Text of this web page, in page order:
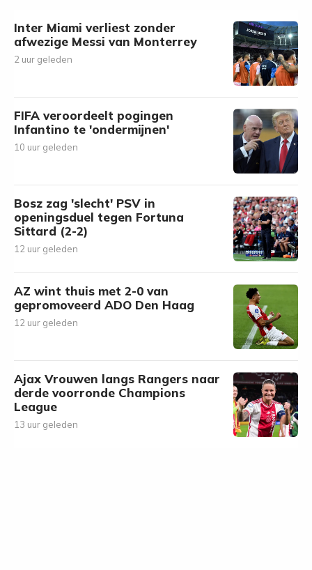
Inter Miami verliest zonder
afwezige Messi van Monterrey
2 uur geleden
FIFA veroordeelt pogingen
Infantino te 'ondermijnen'
10 uur geleden
Bosz zag 'slecht' PSV in
openingsduel tegen Fortuna
Sittard (2-2)
12 uur geleden
AZ wint thuis met 2-0 van
gepromoveerd ADO Den Haag
12 uur geleden
Ajax Vrouwen langs Rangers naar
derde voorronde Champions
League
13 uur geleden